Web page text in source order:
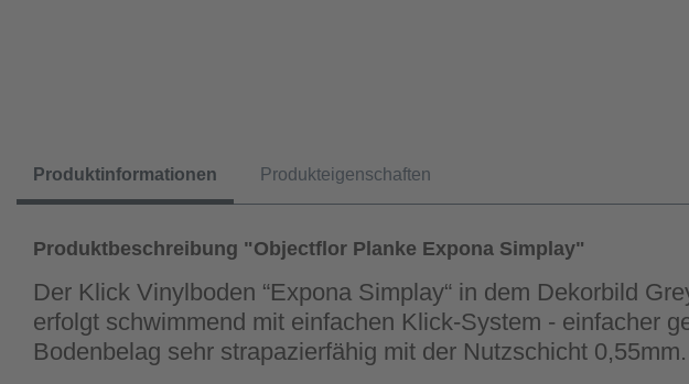
Produktinformationen Produkteigenschaften
Produktbeschreibung "Objectflor Planke Expona Simplay"
Der Klick Vinylboden “Expona Simplay“ in dem Dekorbild
erfolgt schwimmend mit einfachen Klick-System - einfacher
Bodenbelag sehr strapazierfähig mit der Nutzschicht 0,55mm.